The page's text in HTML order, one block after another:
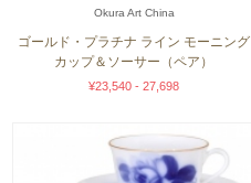
Okura Art China
ゴールド・プラチナ ライン モーニング
カップ＆ソーサー（ペア）
¥23,540 - 27,698